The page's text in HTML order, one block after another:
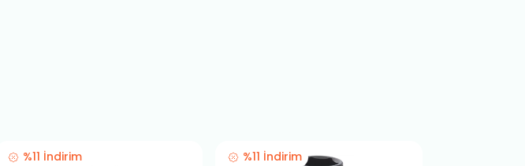
%11 İndirim %11 İndirim